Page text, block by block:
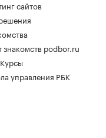
сайтов
знакомств podbor.ru
управления РБК